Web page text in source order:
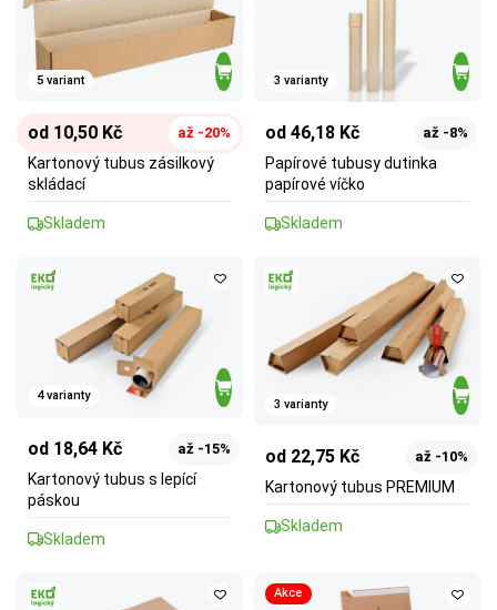
5 variant
od 10,50 Kč až -20%
Kartonový tubus zásilkový
skládací
Skladem
3 varianty
od 46,18 Kč až -8%
Papírové tubusy dutinka
papírové víčko
Skladem
4 varianty
od 18,64 Kč až -15%
Kartonový tubus s lepící
páskou
Skladem
3 varianty
od 22,75 Kč až -10%
Kartonový tubus PREMIUM
Skladem
Akce